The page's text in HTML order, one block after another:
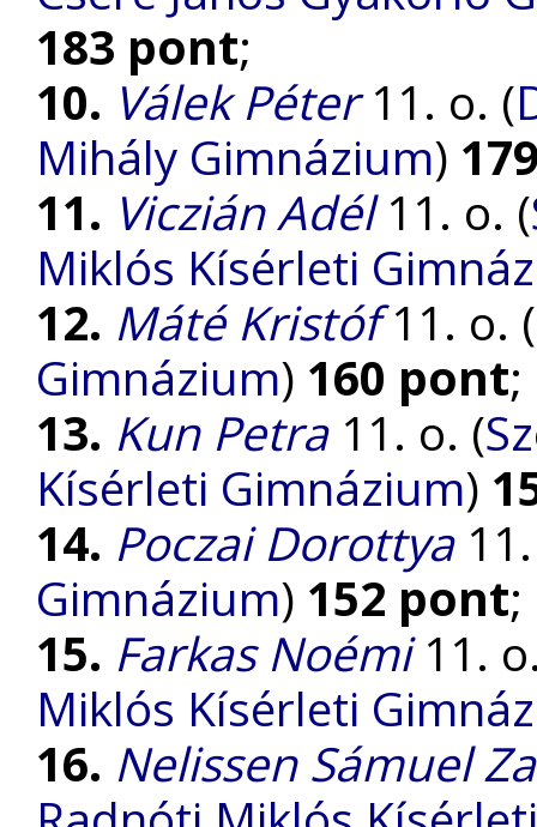
183 pont;
10. Válek Péter11. o. (
Mihály Gimnázium)
11. Viczián Adél11. o. (
Miklós Kísérleti
12. Máté Kristóf11. o. (
Gimnázium) 160 pont;
13. Kun Petra11. o. (
Kísérleti Gimnázium)
14. Poczai Dorottya
Gimnázium) 152 pont;
15. Farkas Noémi11.
Miklós Kísérleti
16. Nelissen Sámuel